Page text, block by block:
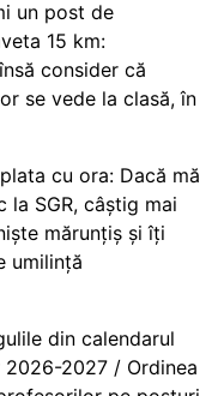
un post de
15 km:
consider că
se vede la clasă, în
cu ora: Dacă mă
la SGR, câștig mai
mărunțiș și îți
umilință
din calendarul
2027 / Ordinea